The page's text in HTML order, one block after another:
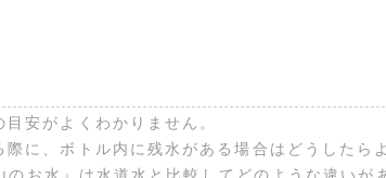
安がよくわかりません。
に、ボトル内に残水がある場合はどうしたら